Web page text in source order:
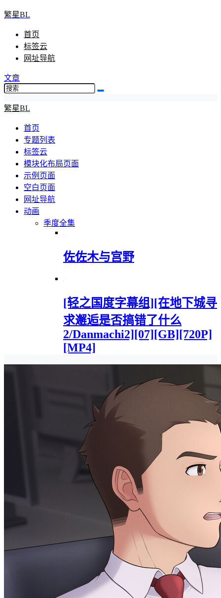
繁星BL
首页
标签云
网址导航
文章
繁星BL
首页
专题列表
标签云
模块化布局页面
示例页面
空白页面
网址导航
动画
季度全集
佐佐木与宫野
[轻之国度字幕组][在地下城寻
求邂逅是否搞错了什么
2/Danmachi2][07][GB][720P]
[MP4]